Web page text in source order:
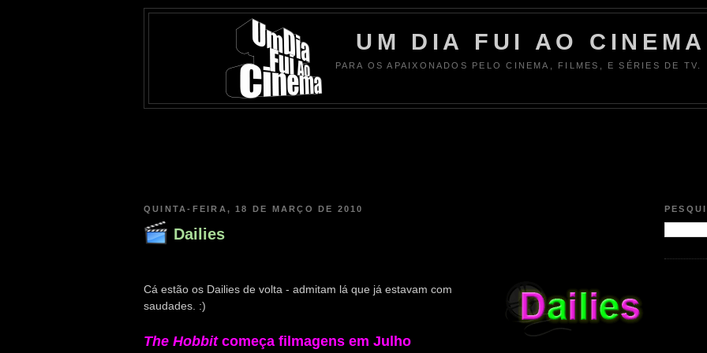
UM DIA FUI AO CINEMA
PARA OS APAIXONADOS PELO CINEMA, FILMES, E SÉRIES DE TV.
QUINTA-FEIRA, 18 DE MARÇO DE 2010
Dailies
Cá estão os Dailies de volta - admitam lá que já estavam com
saudades. :)
The Hobbitcomeça filmagens em Julho